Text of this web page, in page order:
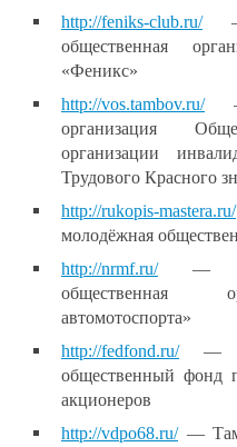
http://feniks-club.ru/—
общественная
«Феникс»
http://vos.tambov.ru/—
организация
организации
Трудового Красного
http://rukopis-mastera.ru/
молодёжная
http://nrmf.ru/—
общественная
автомотоспорта»
http://fedfond.ru/—
общественный фонд
акционеров
http://vdpo68.ru/—